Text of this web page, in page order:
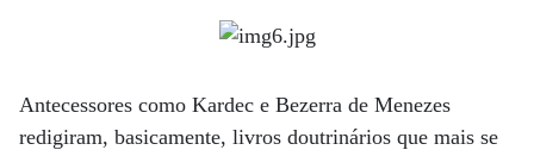
Antecessores como Kardec e Bezerra de Menezes
redigiram, basicamente, livros doutrinários que mais se